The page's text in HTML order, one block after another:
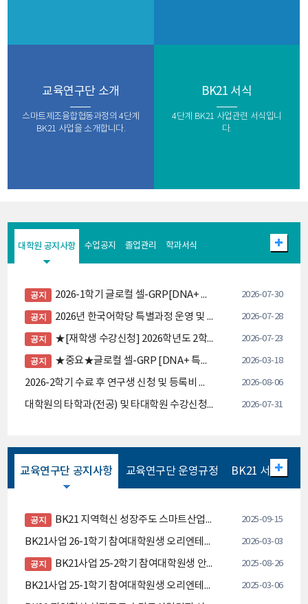
교육연구단 소개
스마트제조융합협동과정의 4단계
BK21 사업을 소개합니다.
BK21 서식
4단계 BK21 사업관련 서식입니
다.
대학원 공지사항
공지 2026-1학기 글로컬 셀-GRP[DNA+ 특화분야형] 프로그램 참여자 의무사항 이행실적 제출 안내 2026-07-30
공지 2026년 한국어학당 특별과정 운영 및 수강생 모집 2026-07-28
공지 ★[재학생 수강신청] 2026학년도 2학기 수강신청 안내 (8.3.~8.7.) 2026-07-23
공지 ★중요★글로컬 셀-GRP [DNA+ 특화분야형] 프로그램 추진 계획 안내 2026-03-18
2026-2학기 수료 후 연구생 신청 및 등록비 납부 안내 2026-08-06
대학원의 타학과(전공) 및 타대학원 수강신청 안내 2026-07-31
수업공지 졸업관리 학과서식
교육연구단 공지사항
공지 BK21 지역혁신 성장주도 스마트산업단지 선도인력 교육연구단 뉴스레터(2025년, vol 4.) 2025-09-15
BK21사업 26-1학기 참여대학원생 오리엔테이션 자료 배포 2026-03-03
공지 BK21사업 25-2학기 참여대학원생 안내자료 배포 2025-08-26
BK21사업 25-1학기 참여대학원생 오리엔테이션 개최 안내 및 자료 배포 2025-03-06
교육연구단 운영규정 BK21 서식